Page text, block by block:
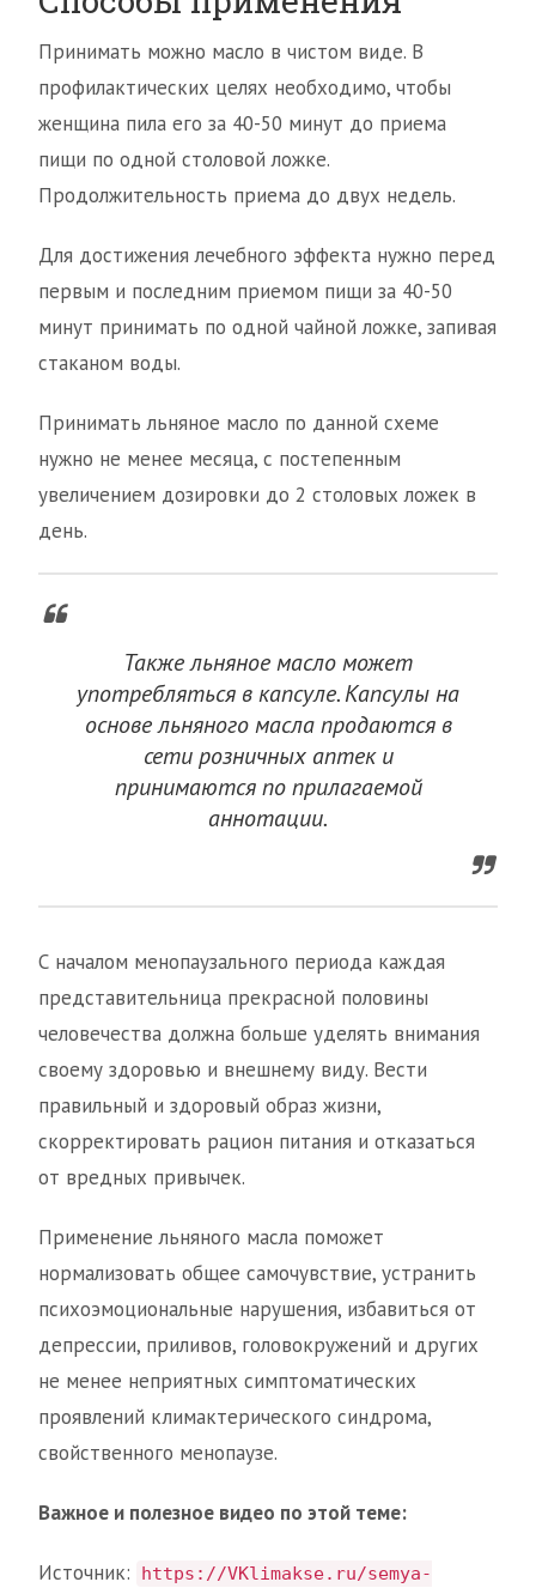
Принимать можно масло в чистом виде. В
профилактических целях необходимо, чтобы
женщина пила его за 40-50 минут до приема
пищи по одной столовой ложке.
Продолжительность приема до двух недель.
Для достижения лечебного эффекта нужно перед
первым и последним приемом пищи за 40-50
минут принимать по одной чайной ложке, запивая
стаканом воды.
Принимать льняное масло по данной схеме
нужно не менее месяца, с постепенным
увеличением дозировки до 2 столовых ложек в
день.
Также льняное масло может
употребляться в капсуле. Капсулы на
основе льняного масла продаются в
сети розничных аптек и
принимаются по прилагаемой
аннотации.
С началом менопаузального периода каждая
представительница прекрасной половины
человечества должна больше уделять внимания
своему здоровью и внешнему виду. Вести
правильный и здоровый образ жизни,
скорректировать рацион питания и отказаться
от вредных привычек.
Применение льняного масла поможет
нормализовать общее самочувствие, устранить
психоэмоциональные нарушения, избавиться от
депрессии, приливов, головокружений и других
не менее неприятных симптоматических
проявлений климактерического синдрома,
свойственного менопаузе.
Важное и полезное видео по этой теме:
Источник:
https://VKlimakse.ru/semya-